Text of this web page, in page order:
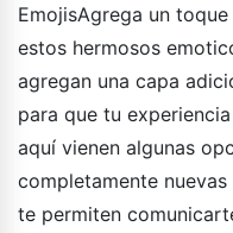
EmojisAgrega un
estos hermosos
agregan una capa
para que tu
aquí vienen algunas
completamente
te permiten